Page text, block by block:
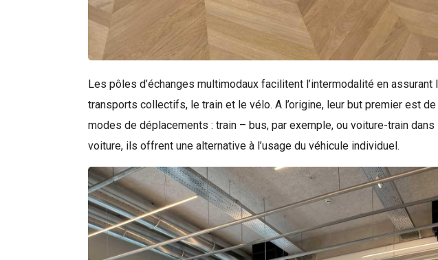
Les pôles d’échanges multimodaux facilitent l’intermodalité en
transports collectifs, le train et le vélo. A l’origine, leur but premier est
modes de déplacements : train – bus, par exemple, ou voiture-train
voiture, ils offrent une alternative à l’usage du véhicule individuel.
Rechercher